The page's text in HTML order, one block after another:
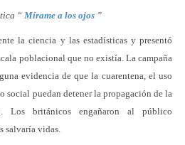
“ Mírame a los ojos ”
la ciencia y las estadísticas y presentó
poblacional que no existía. La campaña
evidencia de que la cuarentena, el uso
social puedan detener la propagación de la
Los británicos engañaron al público
salvaría vidas.